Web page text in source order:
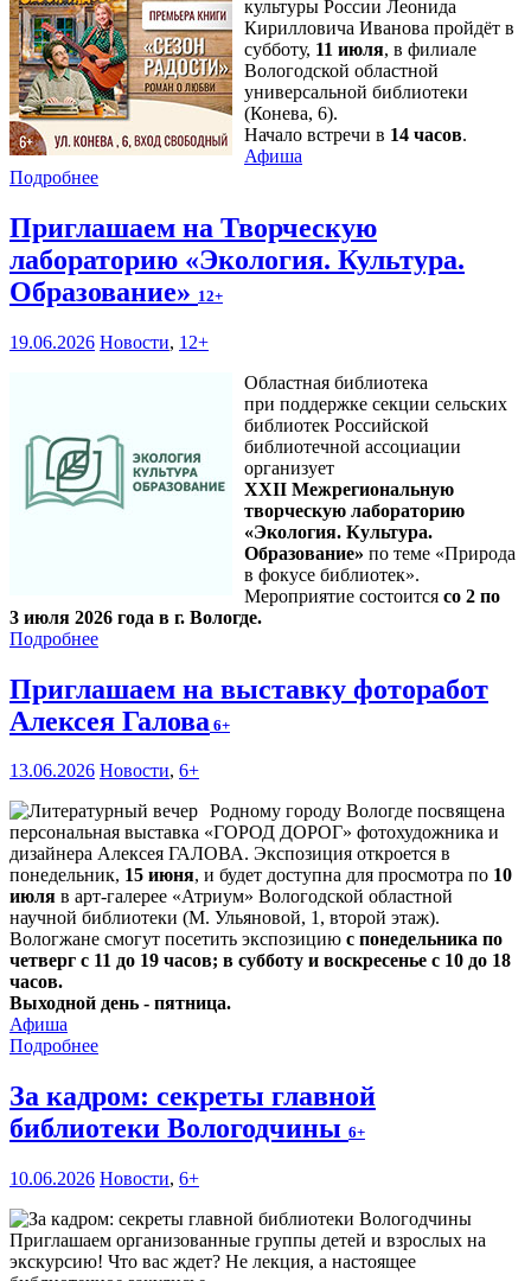
культуры России Леонида
Кирилловича Иванова пройдёт в
субботу, 11 июля, в филиале
Вологодской областной
универсальной библиотеки
(Конева, 6).
Начало встречи в 14 часов.
Афиша
Подробнее
Приглашаем на Творческую
лабораторию «Экология. Культура.
Образование» 12+
19.06.2026 Новости, 12+
Областная библиотека
при поддержке секции сельских
библиотек Российской
библиотечной ассоциации
организует
XXII Межрегиональную
творческую лабораторию
«Экология. Культура.
Образование» по теме «Природа
в фокусе библиотек».
Мероприятие состоится со 2 по
3 июля 2026 года в г. Вологде.
Подробнее
Приглашаем на выставку фоторабот
Алексея Галова 6+
13.06.2026 Новости, 6+
Родному городу Вологде посвящена
персональная выставка «ГОРОД ДОРОГ» фотохудожника и
дизайнера Алексея ГАЛОВА. Экспозиция откроется в
понедельник, 15 июня, и будет доступна для просмотра по 10
июля в арт-галерее «Атриум» Вологодской областной
научной библиотеки (М. Ульяновой, 1, второй этаж).
Вологжане смогут посетить экспозицию с понедельника по
четверг с 11 до 19 часов; в субботу и воскресенье с 10 до 18
часов.
Выходной день - пятница.
Афиша
Подробнее
За кадром: секреты главной
библиотеки Вологодчины 6+
10.06.2026 Новости, 6+
Приглашаем организованные группы детей и взрослых на
экскурсию! Что вас ждет? Не лекция, а настоящее